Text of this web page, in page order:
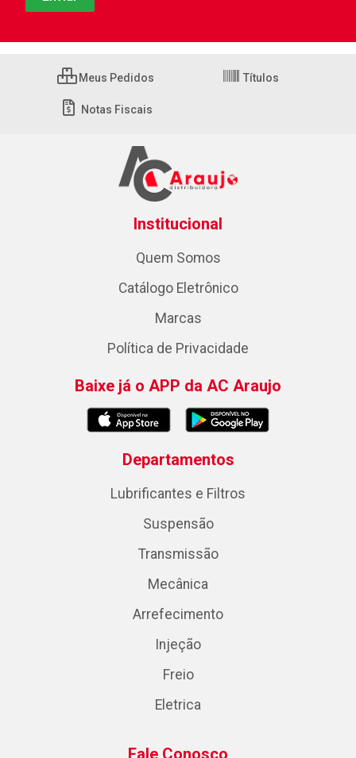
Meus Pedidos Títulos
Notas Fiscais
Institucional
Quem Somos
Catálogo Eletrônico
Marcas
Política de Privacidade
Baixe já o APP da AC Araujo
Departamentos
Lubrificantes e Filtros
Suspensão
Transmissão
Mecânica
Arrefecimento
Injeção
Freio
Eletrica